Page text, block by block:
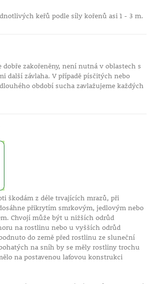
keřů podle síly kořenů asi 1 - 3 m.
dobře zakořeněny, není nutná v oblastech s
další závlaha. V případě písčitých nebo
období sucha zavlažujeme každých
škodám z déle trvajících mrazů, při
přikrytím smrkovým, jedlovým nebo
Chvojí může být u nižších odrůd
na rostlinu nebo u vyšších odrůd
do země před rostlinu ze sluneční
na sníh by se měly rostliny trochu
na postavenou laťovou konstrukci